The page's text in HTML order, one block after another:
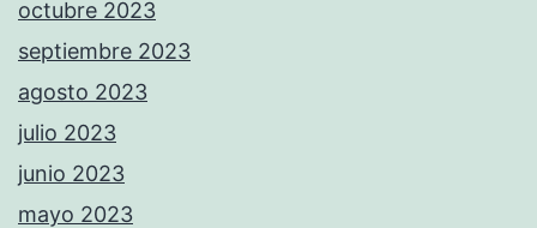
octubre 2023
septiembre 2023
agosto 2023
julio 2023
junio 2023
mayo 2023